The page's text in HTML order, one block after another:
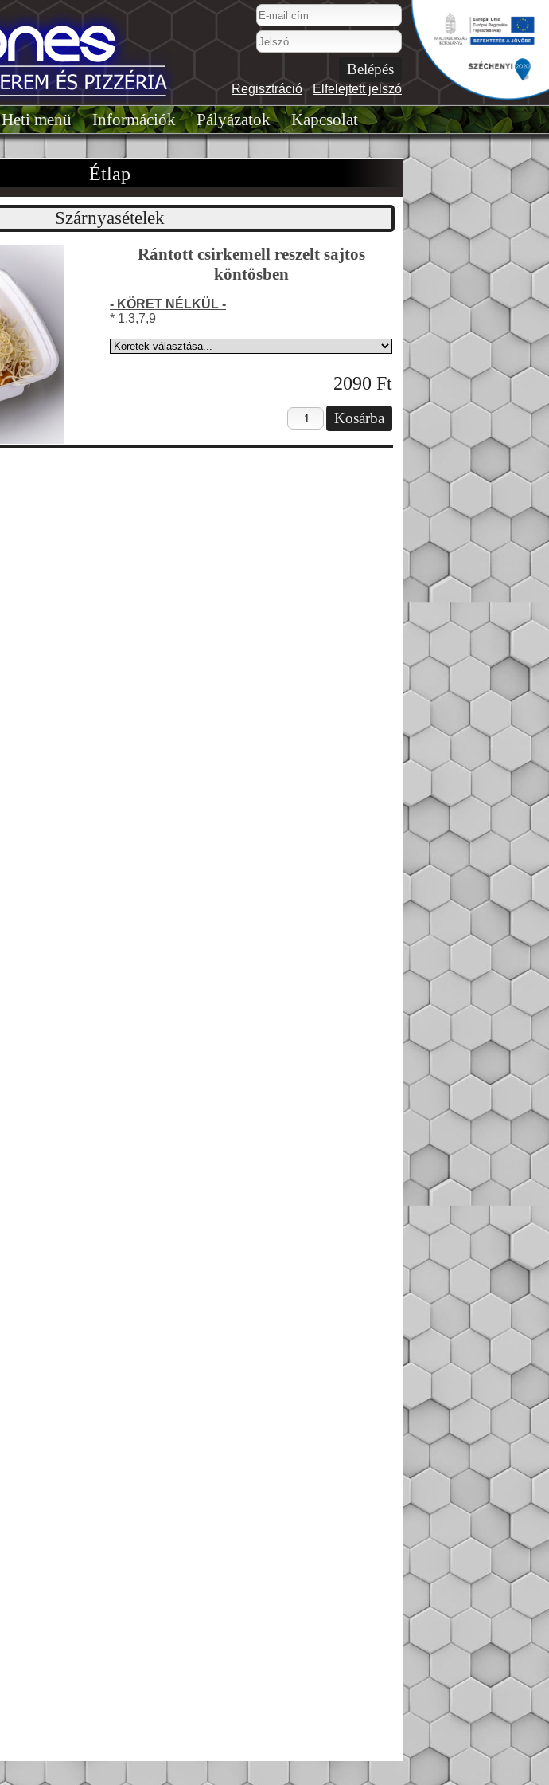
Regisztráció- Elfelejtett jelszó
Heti menü Információk Pályázatok Kapcsolat
Étlap
Szárnyasételek
Rántott csirkemell reszelt sajtos
köntösben
- KÖRET NÉLKÜL -
* 1,3,7,9
2090 Ft